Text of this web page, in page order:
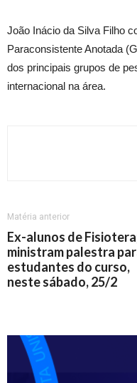
João Inácio da Silva Filho
Paraconsistente Anotada
dos principais grupos de
internacional na área.
Matéria anterior
Ex-alunos de
ministram palestra
estudantes do curso,
neste sábado, 25/2